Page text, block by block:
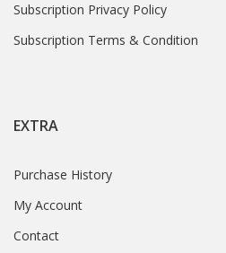
Subscription Privacy Policy
Subscription Terms & Condition
EXTRA
Purchase History
My Account
Contact